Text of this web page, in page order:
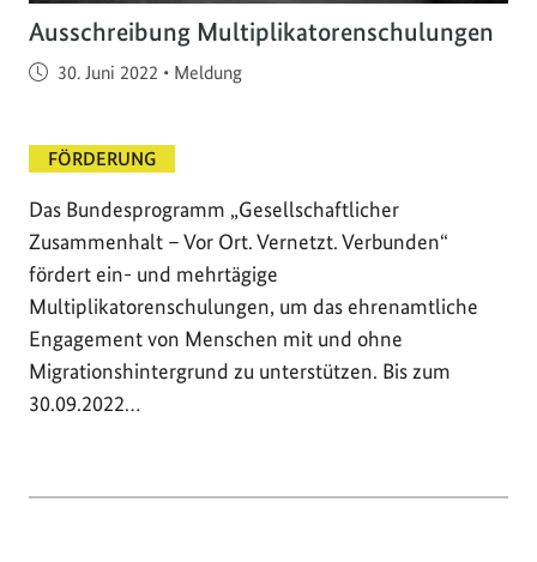
Ausschreibung Multiplikatorenschulungen
Veröffentlicht am
30. Juni 2022 • Meldung
FÖRDERUNG
Das Bundesprogramm „Gesellschaftlicher
Zusammenhalt – Vor Ort. Vernetzt. Verbunden“
fördert ein- und mehrtägige
Multiplikatorenschulungen, um das ehrenamtliche
Engagement von Menschen mit und ohne
Migrationshintergrund zu unterstützen. Bis zum
30.09.2022…